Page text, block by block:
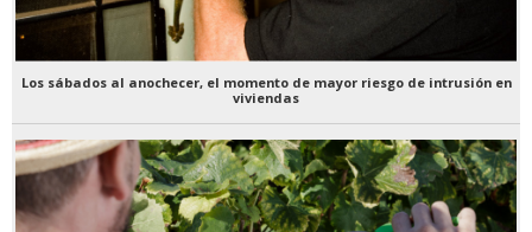
Los sábados al anochecer, el momento de mayor riesgo de intrusión en
viviendas